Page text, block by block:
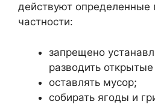
действуют определенные
частности:
запрещено
разводить
оставлять мусор;
собирать ягоды и